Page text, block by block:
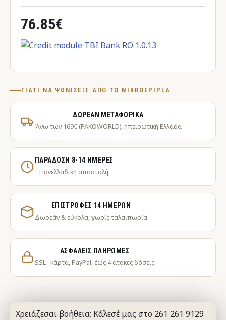
76.85€
ΓΙΑΤΊ ΝΑ ΨΩΝΊΣΕΙΣ ΑΠΌ ΤΟ MIKROEPIPLA
ΔΩΡΕΆΝ ΜΕΤΑΦΟΡΙΚΆ
Άνω των 169€ (PAKOWORLD), ηπειρωτική Ελλάδα
ΠΑΡΆΔΟΣΗ 8-14 ΗΜΈΡΕΣ
Πανελλαδική αποστολή
ΕΠΙΣΤΡΟΦΈΣ 14 ΗΜΕΡΏΝ
Δωρεάν & εύκολα, χωρίς ταλαιπωρία
ΑΣΦΑΛΕΊΣ ΠΛΗΡΩΜΈΣ
SSL · κάρτα, PayPal, έως 4 άτοκες δόσεις
Χρειάζεσαι βοήθεια; Κάλεσέ μας στο 261 261 9129